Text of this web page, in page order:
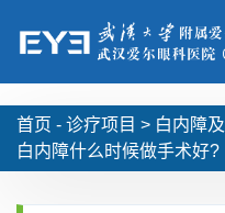
首页 - 诊疗项目 > 白内障
白内障什么时候做手术好?